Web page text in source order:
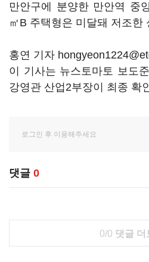
만안구에 분양한 만안역 중
㎡B 주택형은 미달돼 저조한
홍연 기자
이 기사는 뉴스토마토 보도
강영관 산업2부장이 최종 확
댓글 0
0/0 댓글 더